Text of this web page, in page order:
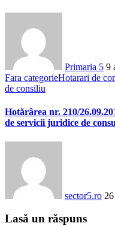
Primaria 5 9
Fara categorieHotarari de
de consiliu
Hotărârea nr. 210/
de servicii juridice de
sector5.ro
Lasă un răspuns